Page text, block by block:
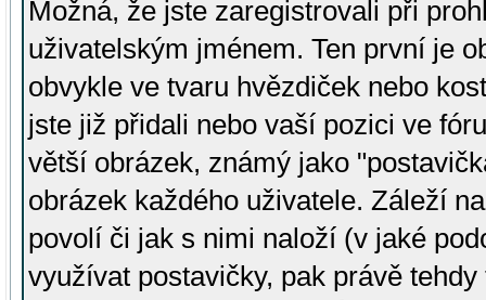
Možná, že jste zaregistrovali při
uživatelským jménem. Ten první je
obvykle ve tvaru hvězdiček nebo
jste již přidali nebo vaší pozici ve
větší obrázek, známý jako
obrázek každého uživatele. Záleží
povolí či jak s nimi naloží (v jaké
využívat postavičky, pak právě